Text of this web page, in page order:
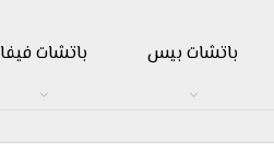
باتشات بيس باتشات فيفا